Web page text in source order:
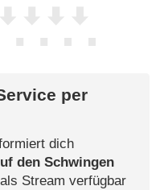
per
dich
den Schwingen
Stream verfügbar